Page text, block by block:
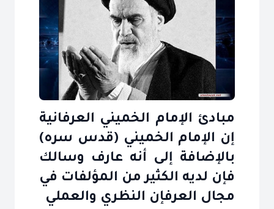
مبادئ الإمام الخميني العرفانية
إن الإمام الخميني (قدس سره)
بالإضافة إلى أنه عارف وسالك
فإن لديه الكثير من المؤلفات في
مجال العرفإن النظري والعملي